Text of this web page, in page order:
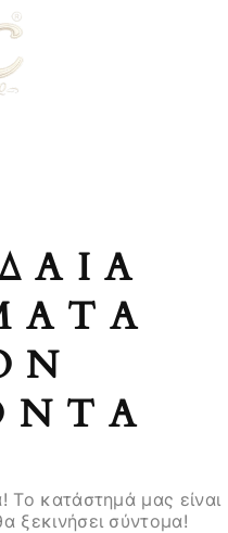
Το κατάστημά μας είναι
ξεκινήσει σύντομα!